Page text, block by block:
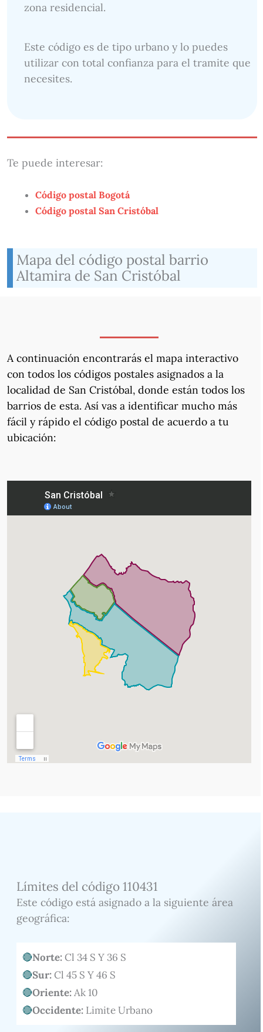
zona residencial.
Este código es de tipo urbano y lo puedes
utilizar con total confianza para el tramite que
necesites.
Te puede interesar:
Código postal Bogotá
Código postal San Cristóbal
Mapa del código postal barrio
Altamira de San Cristóbal
A continuación encontrarás el mapa interactivo
con todos los códigos postales asignados a la
localidad de San Cristóbal, donde están todos los
barrios de esta. Así vas a identificar mucho más
fácil y rápido el código postal de acuerdo a tu
ubicación:
Límites del código 110431
Este código está asignado a la siguiente área
geográfica:
Norte:Cl 34 S Y 36 S
Sur:Cl 45 S Y 46 S
Oriente:Ak 10
Occidente:Limite Urbano